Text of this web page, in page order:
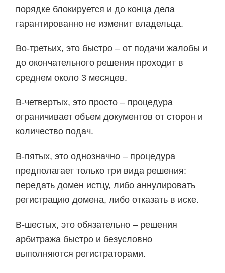
порядке блокируется и до конца дела
гарантированно не изменит владельца.
Во-третьих, это быстро – от подачи жалобы и
до окончательного решения проходит в
среднем около 3 месяцев.
В-четвертых, это просто – процедура
ограничивает объем документов от сторон и
количество подач.
В-пятых, это однозначно – процедура
предполагает только три вида решения:
передать домен истцу, либо аннулировать
регистрацию домена, либо отказать в иске.
В-шестых, это обязательно – решения
арбитража быстро и безусловно
выполняются регистраторами.